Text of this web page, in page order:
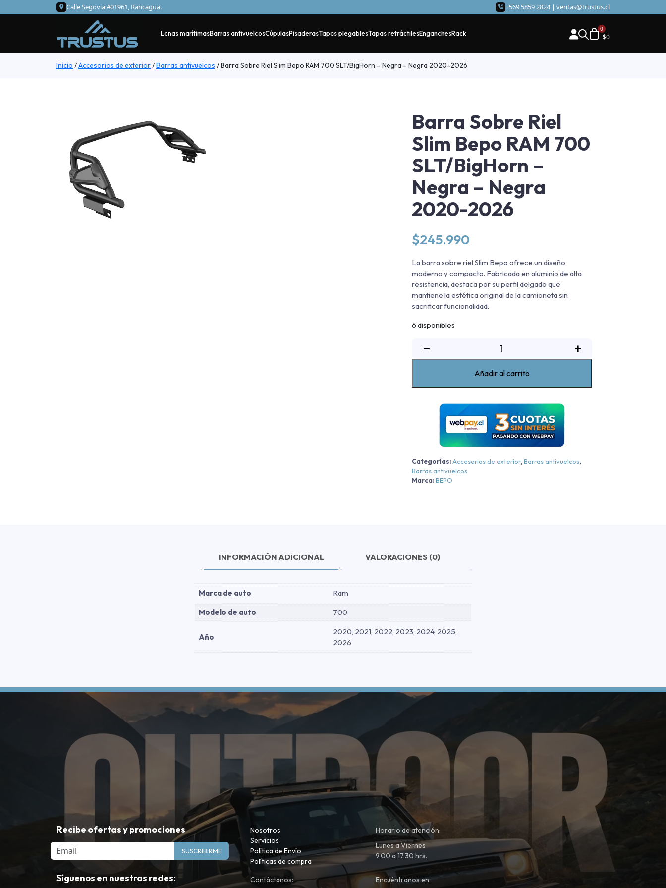
Calle Segovia #01961, Rancagua. +569 5859 2824 | ventas@trustus.cl
Lonas marítimasBarras antivuelcosCúpulasPisaderasTapas plegablesTapas retráctilesEnganchesRack $0
Inicio /Accesorios de exterior/Barras antivuelcos /Barra Sobre Riel Slim Bepo RAM 700 SLT/BigHorn – Negra – Negra 2020-2026
Barra Sobre Riel
Slim Bepo RAM 700
SLT/BigHorn –
Negra – Negra
2020-2026
$245.990
La barra sobre riel Slim Bepo ofrece un diseño
moderno y compacto. Fabricada en aluminio de alta
resistencia, destaca por su perfil delgado que
mantiene la estética original de la camioneta sin
sacrificar funcionalidad.
6 disponibles
−
RAM
700
SLT/BigHorn
-
-
Negra
+
Añadir al carrito
Categorías: Accesorios de exterior,Barras antivuelcos,
Barras antivuelcos
Marca:BEPO
INFORMACIÓN ADICIONAL VALORACIONES (0)
Marca de auto Ram
Modelo de auto 700
Año
2020, 2021, 2022, 2023, 2024, 2025,
2026
Recibe ofertas y promociones
Email SUSCRIBIRME
Síguenos en nuestras redes:
Nosotros
Servicios
Política de Envío
Políticas de compra
Horario de atención:
Lunes a Viernes
9.00 a 17.30 hrs.
Contáctanos: Encuéntranos en: